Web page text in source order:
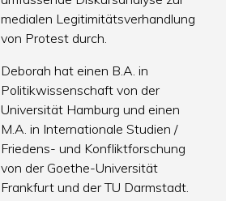
medialen Legitimitätsverhandlung
von Protest durch.
Deborah hat einen B.A. in
Politikwissenschaft von der
Universität Hamburg und einen
M.A. in Internationale Studien /
Friedens- und Konfliktforschung
von der Goethe-Universität
Frankfurt und der TU Darmstadt.